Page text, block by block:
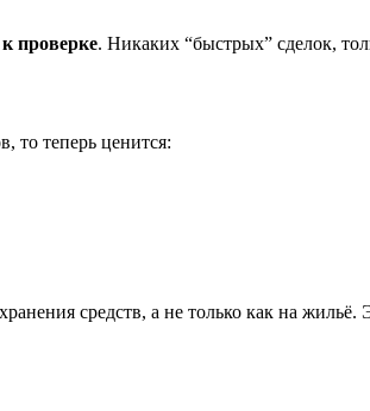
проверке. Никаких “быстрых” сделок,
то теперь ценится:
средств, а не только как на жильё.